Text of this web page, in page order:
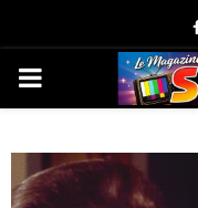
PRIMARY